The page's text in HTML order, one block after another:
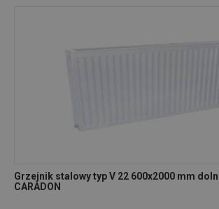
Grzejnik stalowy typ V 22 600x2000 mm
CARADON